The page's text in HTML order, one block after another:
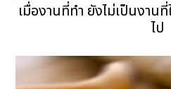
เมื่องานที่ทำ ยังไม่เป็นงาน
ไป